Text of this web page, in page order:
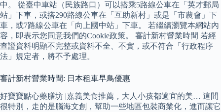
中。 從臺中車站（民族路口）可以搭乘5路線公車在「英才郵局
站」下車，或搭290路線公車在「互助新村」或是「市農會」下
車，或7路線公車在「向上國中站」下車。 若繼續瀏覽本網站內
容，即表示您同意我們的Cookie政策。 審計新村營業時間 若經
查證資料明顯不完整或資料不全、不實，或不符合「行政程序
法」規定者，將不予處理。
審計新村營業時間: 日本租車早鳥優惠
好寶寶點心藥膳坊 |嘉義美食推薦，大人小孩都適宜的美… 這間
很特別，走的是腦海文創，幫助一些地區包裝商業化，進而讓它